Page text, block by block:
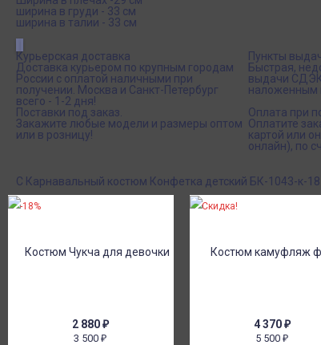
ширина в груди - 33 см
ширина в талии - 33 см
Курьерская доставка
Доставка курьером по крупным городам
России с оплатой наличными при
получении. Москва и Санкт-Петербург
всего - 1-2 дня!
Пункты
Быстрая,
выдачи СДЭК
наложенным
Поставки под заказ.
Закажите любые модели и размеры оптом
или в розницу!
Оплата при
Оплатите
картой или
онлайн), по
С Карнавальный костюм Конфетка детский БК-1043-к-
2 880₽
3 500₽
-18%
4 370₽
5 500₽
Скидка!